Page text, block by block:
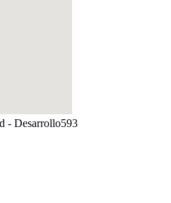
- Desarrollo593